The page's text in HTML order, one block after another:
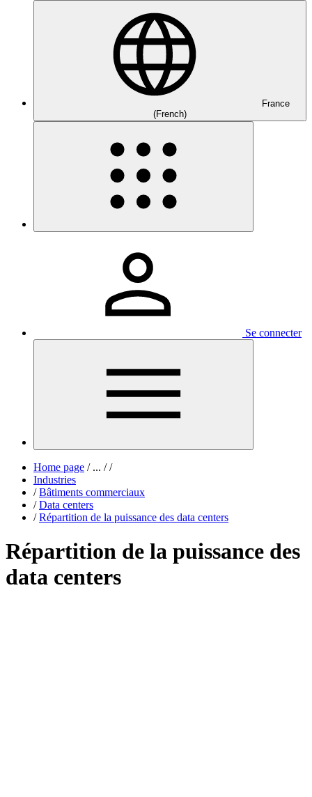
France
(French)
Se connecter
Home page /... / /
Industries
/ Bâtiments commerciaux
/ Data centers
/ Répartition de la puissance des data centers
Répartition de la puissance des
data centers